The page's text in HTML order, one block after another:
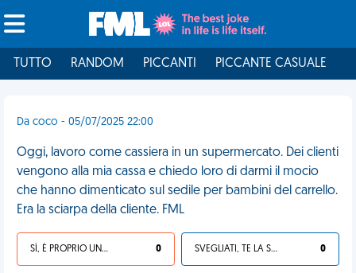
TUTTO RANDOM PICCANTI PICCANTE CASUALE
Da coco - 05/07/2025 22:00
Oggi, lavoro come cassiera in un supermercato. Dei clienti
vengono alla mia cassa e chiedo loro di darmi il mocio
che hanno dimenticato sul sedile per bambini del carrello.
Era la sciarpa della cliente. FML
SÌ, È PROPRIO UNA VDM! 0 SVEGLIATI, TE LA SEI CERCATA! 0